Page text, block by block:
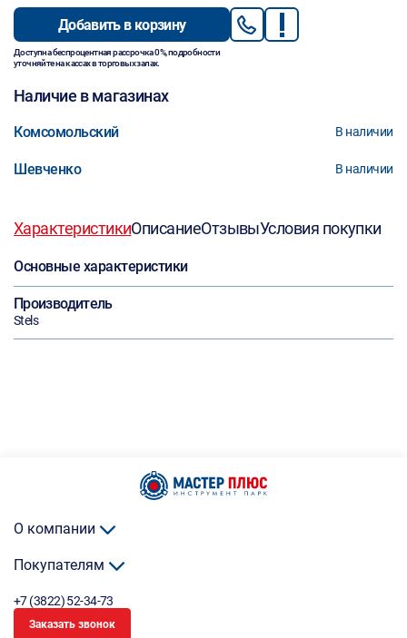
Добавить в корзину
Доступна беспроцентная рассрочка 0%, подробности
уточняйте на кассах в торговых залах.
Наличие в магазинах
Комсомольский В наличии
Шевченко В наличии
ХарактеристикиОписаниеОтзывыУсловия покупки
Основные характеристики
Производитель
Stels
О компании
Покупателям
+7 (3822) 52-34-73
Заказать звонок